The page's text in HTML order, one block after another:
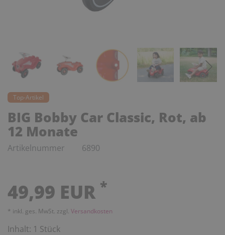
Top-Artikel
BIG Bobby Car Classic, Rot, ab
12 Monate
Artikelnummer 6890
49,99 EUR *
* inkl. ges. MwSt. zzgl. Versandkosten
Inhalt: 1 Stück